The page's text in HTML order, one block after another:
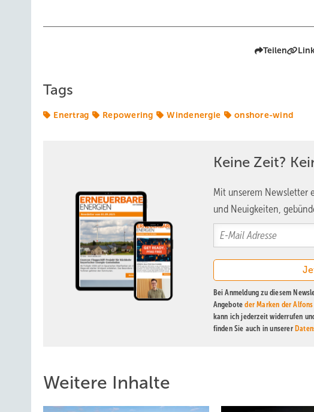
Teilen
Tags
Enertrag Repowering Windenergie onshore-wind
Keine Zeit?
Mit unserem Newsletter
und Neuigkeiten,
Bei Anmeldung zu diesem
Angeboteder Marken der
kann ich jederzeit widerrufen
finden Sie auch in unserer
Weitere Inhalte